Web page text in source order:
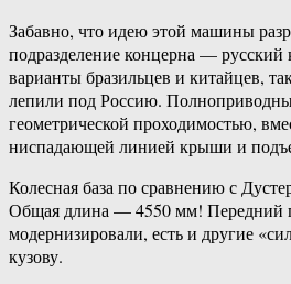
Забавно, что идею этой машины
подразделение концерна — русский
варианты бразильцев и китайцев,
лепили под Россию.
геометрической проходимостью,
ниспадающей линией крыши и
Колесная база по сравнению с
Общая длина — 4550 мм! Передний
модернизировали, есть и другие
кузову.